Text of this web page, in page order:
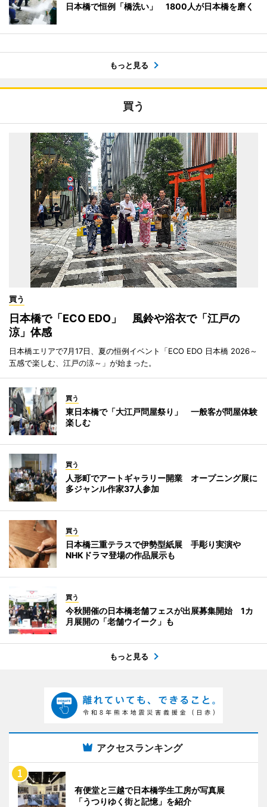
日本橋で恒例「橋洗い」 1800人が日本橋を磨く
もっと見る
買う
買う
日本橋で「ECO EDO」 風鈴や浴衣で「江戸の
涼」体感
日本橋エリアで7月17日、夏の恒例イベント「ECO EDO 日本橋 2026～
五感で楽しむ、江戸の涼～」が始まった。
買う
東日本橋で「大江戸問屋祭り」 一般客が問屋体験
楽しむ
買う
人形町でアートギャラリー開業 オープニング展に
多ジャンル作家37人参加
買う
日本橋三重テラスで伊勢型紙展 手彫り実演や
NHKドラマ登場の作品展示も
買う
今秋開催の日本橋老舗フェスが出展募集開始 1カ
月展開の「老舗ウイーク」も
もっと見る
アクセスランキング
有便堂と三越で日本橋学生工房が写真展
「うつりゆく街と記憶」を紹介